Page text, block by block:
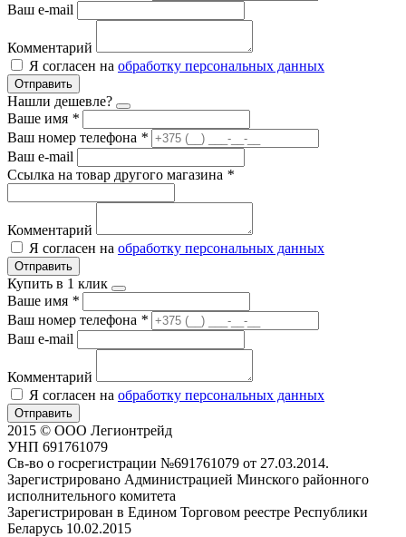
Ваш e-mail
Комментарий
Я согласен на обработку персональных данных
Отправить
Нашли дешевле?
Ваше имя *
Ваш номер телефона *
Ваш e-mail
Ссылка на товар другого магазина *
Комментарий
Я согласен на обработку персональных данных
Отправить
Купить в 1 клик
Ваше имя *
Ваш номер телефона *
Ваш e-mail
Комментарий
Я согласен на обработку персональных данных
Отправить
2015 © ООО Легионтрейд
УНП 691761079
Св-во о госрегистрации №691761079 от 27.03.2014.
Зарегистрировано Администрацией Минского районного
исполнительного комитета
Зарегистрирован в Едином Торговом реестре Республики
Беларусь 10.02.2015